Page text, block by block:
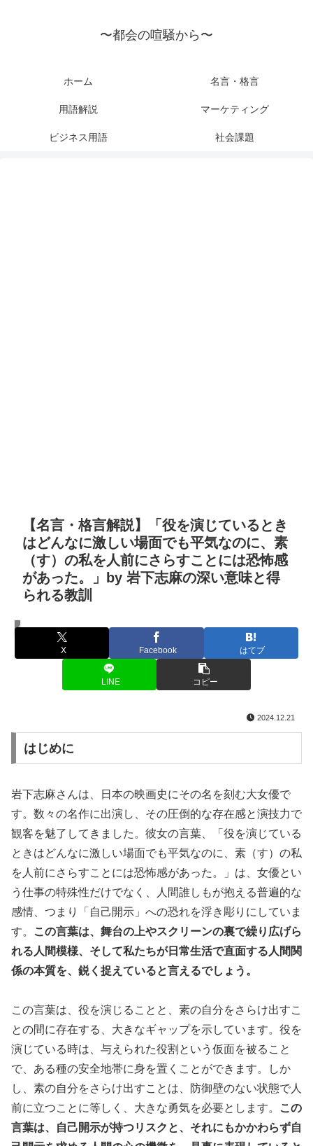
〜都会の喧騒から〜
ホーム 名言・格言
用語解説 マーケティング
ビジネス用語 社会課題
【名言・格言解説】「役を演じているとき
はどんなに激しい場面でも平気なのに、素
（す）の私を人前にさらすことには恐怖感
があった。」by 岩下志麻の深い意味と得
られる教訓
名言・格言
X Facebook はてブ
LINE コピー
2024.12.21
はじめに
岩下志麻さんは、日本の映画史にその名を刻む大女優で
す。数々の名作に出演し、その圧倒的な存在感と演技力で
観客を魅了してきました。彼女の言葉、「役を演じている
ときはどんなに激しい場面でも平気なのに、素（す）の私
を人前にさらすことには恐怖感があった。」は、女優とい
う仕事の特殊性だけでなく、人間誰しもが抱える普遍的な
感情、つまり「自己開示」への恐れを浮き彫りにしていま
す。
この言葉は、舞台の上やスクリーンの裏で繰り広げら
れる人間模様、そして私たちが日常生活で直面する人間関
係の本質を、鋭く捉えていると言えるでしょう。
この言葉は、役を演じることと、素の自分をさらけ出すこ
との間に存在する、大きなギャップを示しています。役を
演じている時は、与えられた役割という仮面を被ること
で、ある種の安全地帯に身を置くことができます。しか
し、素の自分をさらけ出すことは、防御壁のない状態で人
前に立つことに等しく、大きな勇気を必要とします。
この
言葉は、自己開示が持つリスクと、それにもかかわらず自